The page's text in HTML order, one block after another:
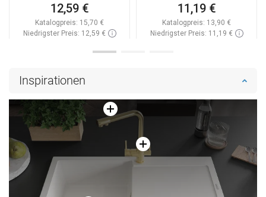
12,59 €
Katalogpreis: 15,70 €
Niedrigster Preis: 12,59 €
11,19 €
Katalogpreis: 13,90 €
Niedrigster Preis: 11,19 €
Inspirationen